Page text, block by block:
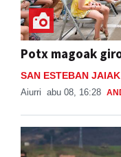
Potx magoak
SAN ESTEBAN
Aiurri abu 08, 16:28